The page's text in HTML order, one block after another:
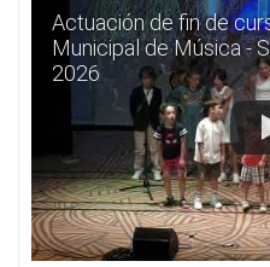
Actuación de fin de
Municipal de Música -
2026